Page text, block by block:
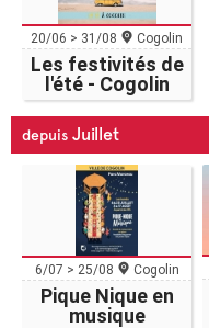
20/06 > 31/08 Cogolin
Les festivités de
l'été - Cogolin
depuis Juillet
6/07 > 25/08 Cogolin
Pique Nique en
musique